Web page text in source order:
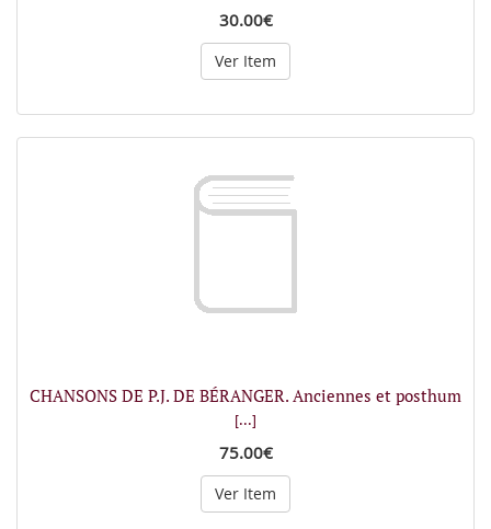
30.00€
Ver Item
CHANSONS DE P.J. DE BÉRANGER. Anciennes et posthum
[...]
75.00€
Ver Item